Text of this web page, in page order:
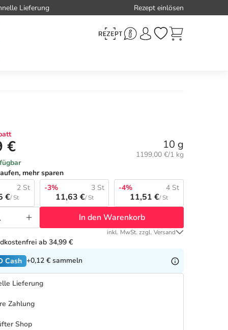
Lieferung Rezept einlösen
€ 10 g
Grundpreis:
1199,00 €/1 kg
mehr sparen
2 St
€/ St
-3% 3 St
11,63 €/ St
-4% 4 St
11,51 €/ St
In den Warenkorb
inkl. MwSt. zzgl. Versand
ab 34,99 €
Cash +0,12 € sammeln
Lieferung
Zahlung
Shop